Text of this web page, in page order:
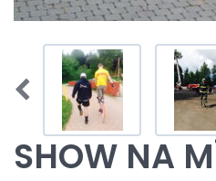
SHOW NA